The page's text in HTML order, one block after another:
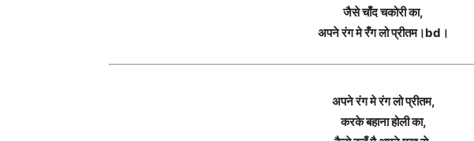
जैसे चाँद चकोरी का,
अपने रंग मे रँग लो प्रीतम।bd।
अपने रंग मे रंग लो प्रीतम,
करके बहाना होली का,